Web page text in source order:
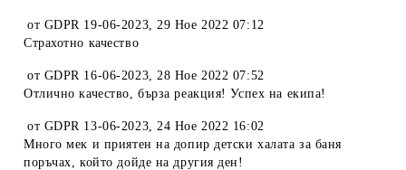
от GDPR 19-06-2023,29 Ное 2022 07:12
Страхотно качество
от GDPR 16-06-2023,28 Ное 2022 07:52
Отлично качество, бърза реакция! Успех на екипа!
от GDPR 13-06-2023,24 Ное 2022 16:02
Много мек и приятен на допир детски халата за баня
поръчах, който дойде на другия ден!